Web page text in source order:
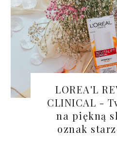
LOREA'L
CLINICAL -
na piękną
oznak